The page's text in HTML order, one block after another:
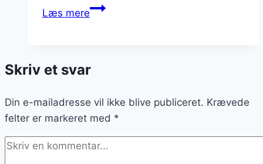
Læs merePulled
en
middag
Skriv et svar
Din e-mailadresse vil ikke blive publiceret. Krævede
felter er markeret med *